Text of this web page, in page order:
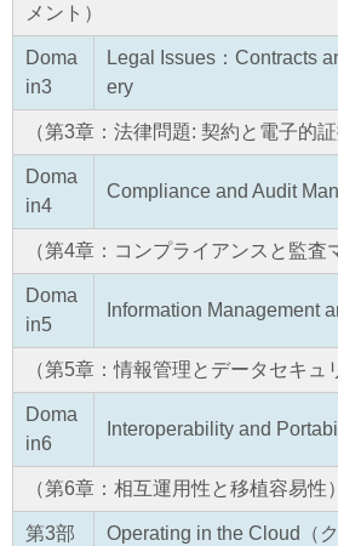
メント）
Doma
in3
Legal Issues：Contracts
ery
（第3章：法律問題: 契約と電子的証
Doma
in4
Compliance and Audit
（第4章：コンプライアンスと監査
Doma
in5
Information Management
（第5章：情報管理とデータセキュ
Doma
in6
Interoperability and
（第6章：相互運用性と移植容易性）
第3部 Operating in the Cloud（